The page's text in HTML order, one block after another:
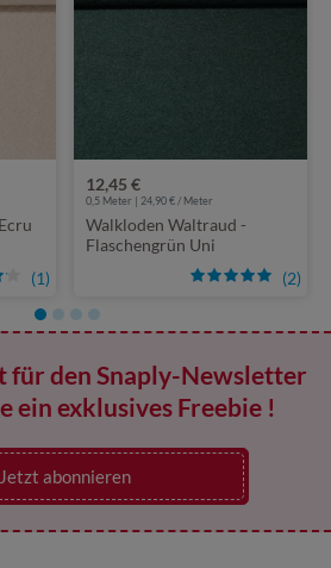
(1)
(2)
12,45 €
0,5 Meter | 24,90 € / Meter
Walkloden Waltraud -
Flaschengrün Uni
für den Snaply-Newsletter
ein exklusives Freebie !
Jetzt abonnieren